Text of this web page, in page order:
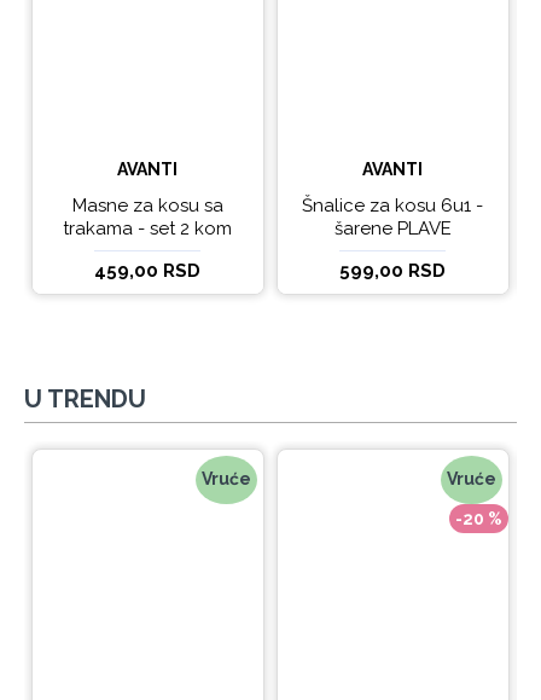
AVANTI
Masne za kosu sa
trakama - set 2 kom
459,00 RSD
AVANTI
Šnalice za kosu 6u1 -
šarene PLAVE
599,00 RSD
U TRENDU
Vruće Vruće
-20 %